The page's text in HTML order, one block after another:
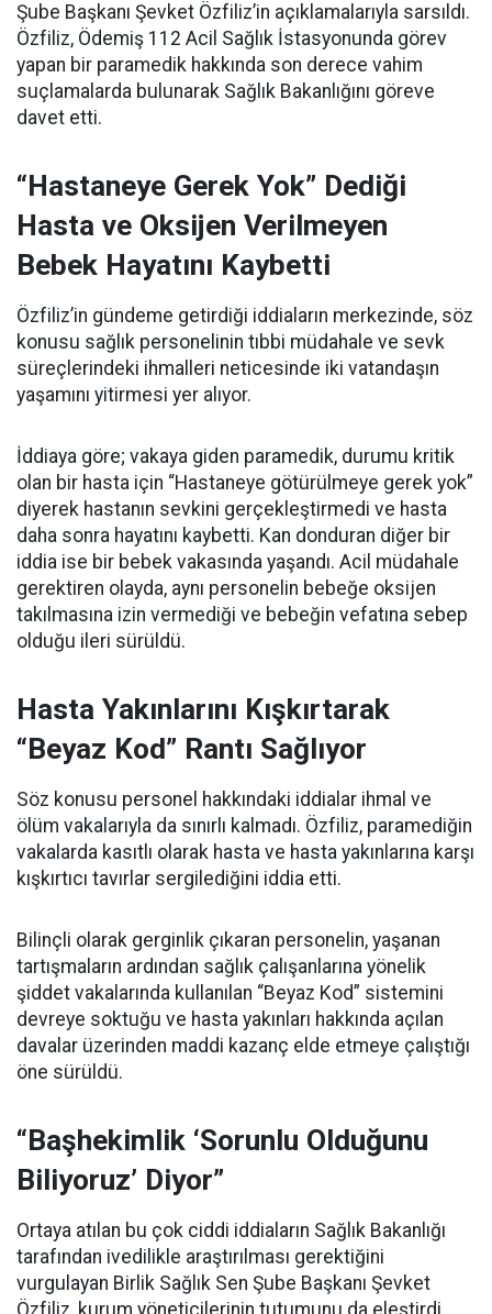
Şube Başkanı Şevket Özfiliz’in açıklamalarıyla sarsıldı.
Özfiliz, Ödemiş 112 Acil Sağlık İstasyonunda görev
yapan bir paramedik hakkında son derece vahim
suçlamalarda bulunarak Sağlık Bakanlığını göreve
davet etti.
“Hastaneye Gerek Yok” Dediği
Hasta ve Oksijen Verilmeyen
Bebek Hayatını Kaybetti
Özfiliz’in gündeme getirdiği iddiaların merkezinde, söz
konusu sağlık personelinin tıbbi müdahale ve sevk
süreçlerindeki ihmalleri neticesinde iki vatandaşın
yaşamını yitirmesi yer alıyor.
İddiaya göre; vakaya giden paramedik, durumu kritik
olan bir hasta için “Hastaneye götürülmeye gerek yok”
diyerek hastanın sevkini gerçekleştirmedi ve hasta
daha sonra hayatını kaybetti. Kan donduran diğer bir
iddia ise bir bebek vakasında yaşandı. Acil müdahale
gerektiren olayda, aynı personelin bebeğe oksijen
takılmasına izin vermediği ve bebeğin vefatına sebep
olduğu ileri sürüldü.
Hasta Yakınlarını Kışkırtarak
“Beyaz Kod” Rantı Sağlıyor
Söz konusu personel hakkındaki iddialar ihmal ve
ölüm vakalarıyla da sınırlı kalmadı. Özfiliz, paramediğin
vakalarda kasıtlı olarak hasta ve hasta yakınlarına karşı
kışkırtıcı tavırlar sergilediğini iddia etti.
Bilinçli olarak gerginlik çıkaran personelin, yaşanan
tartışmaların ardından sağlık çalışanlarına yönelik
şiddet vakalarında kullanılan “Beyaz Kod” sistemini
devreye soktuğu ve hasta yakınları hakkında açılan
davalar üzerinden maddi kazanç elde etmeye çalıştığı
öne sürüldü.
“Başhekimlik ‘Sorunlu Olduğunu
Biliyoruz’ Diyor”
Ortaya atılan bu çok ciddi iddiaların Sağlık Bakanlığı
tarafından ivedilikle araştırılması gerektiğini
vurgulayan Birlik Sağlık Sen Şube Başkanı Şevket
Özfiliz, kurum yöneticilerinin tutumunu da eleştirdi.